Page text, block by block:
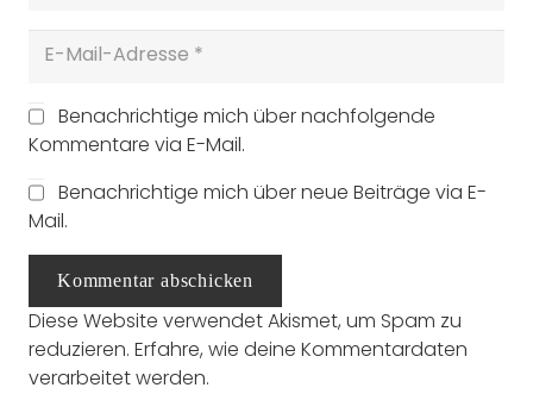
Benachrichtige mich über nachfolgende
Kommentare via E-Mail.
Benachrichtige mich über neue Beiträge via E-
Mail.
Kommentar abschicken
Diese Website verwendet Akismet, um Spam zu
reduzieren. Erfahre, wie deine Kommentardaten
verarbeitet werden.